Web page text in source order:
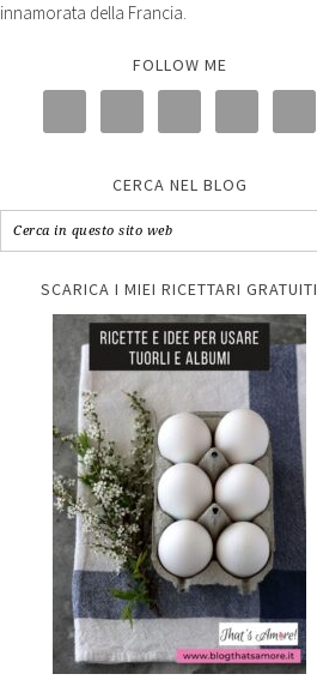
innamorata della Francia.
FOLLOW ME
CERCA NEL BLOG
SCARICA I MIEI RICETTARI GRATUITI